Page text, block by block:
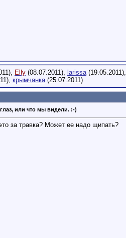
Elly (08.07.2011), larissa(19.05.2011),
крымчанка(25.07.2011)
или что мы видели. :-)
за травка? Может ее надо щипать?